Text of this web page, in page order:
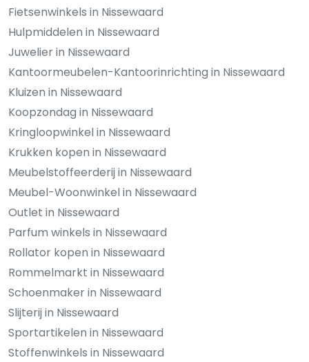
Fietsenwinkels in Nissewaard
Hulpmiddelen in Nissewaard
Juwelier in Nissewaard
Kantoormeubelen-Kantoorinrichting in Nissewaard
Kluizen in Nissewaard
Koopzondag in Nissewaard
Kringloopwinkel in Nissewaard
Krukken kopen in Nissewaard
Meubelstoffeerderij in Nissewaard
Meubel-Woonwinkel in Nissewaard
Outlet in Nissewaard
Parfum winkels in Nissewaard
Rollator kopen in Nissewaard
Rommelmarkt in Nissewaard
Schoenmaker in Nissewaard
Slijterij in Nissewaard
Sportartikelen in Nissewaard
Stoffenwinkels in Nissewaard